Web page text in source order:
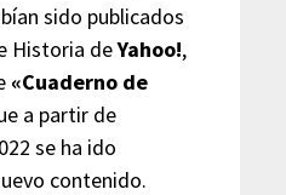
sido publicados
Historia deYahoo!,
«Cuaderno de
a partir de
se ha ido
contenido.